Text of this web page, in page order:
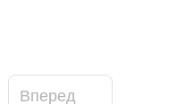
Вперед